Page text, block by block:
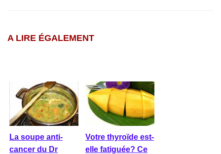
A LIRE ÉGALEMENT
La soupe anti-
cancer du Dr
Votre thyroïde est-
elle fatiguée? Ce